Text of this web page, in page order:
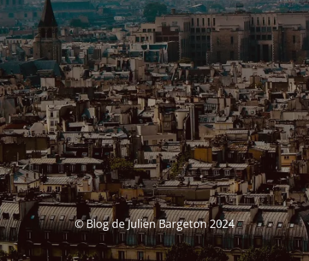
© Blog de Julien Bargeton 2024